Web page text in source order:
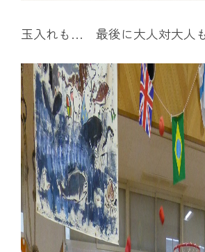
玉入れも… 最後に大人対大人